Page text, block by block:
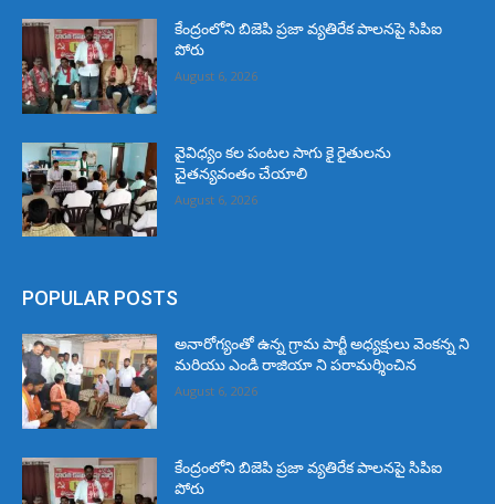
కేంద్రంలోని బిజెపి ప్రజా వ్యతిరేక పాలనపై సిపిఐ
పోరు
August 6, 2026
వైవిధ్యం కల పంటల సాగు కై రైతులను
చైతన్యవంతం చేయాలి
August 6, 2026
POPULAR POSTS
అనారోగ్యంతో ఉన్న గ్రామ పార్టీ అధ్యక్షులు వెంకన్న ని
మరియు ఎండి రాజియా ని పరామర్శించిన
August 6, 2026
కేంద్రంలోని బిజెపి ప్రజా వ్యతిరేక పాలనపై సిపిఐ
పోరు